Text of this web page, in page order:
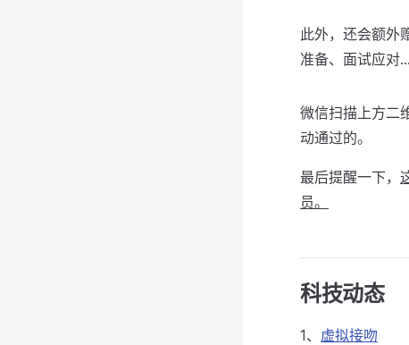
此外，还会额外
准备、面试应对
微信扫描上方二
动通过的。
最后提醒一下，
员。
科技动态
1、 虚拟接吻